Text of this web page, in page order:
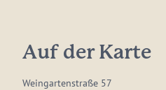
Auf der Karte
Weingartenstraße 57